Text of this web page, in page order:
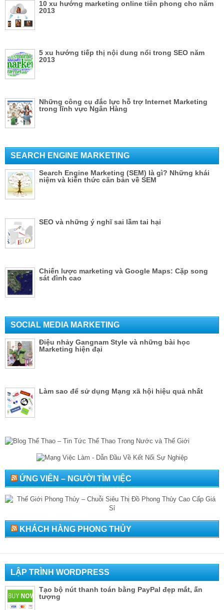
10 xu hướng marketing online tiên phong cho năm
2013
5 xu hướng tiếp thị nội dung nổi trong SEO năm
2013
Những công cụ đắc lực hỗ trợ Internet Marketing
trong lĩnh vực Ngân Hàng
SEARCH ENGINE MARKETING
Search Engine Marketing (SEM) là gì? Những khái
niệm và kiến thức căn bản về SEM
SEO và những ý nghĩ sai lầm tai hại
Chiến lược marketing và Google Maps: Cặp song
sát đình cao
SOCIAL MEDIA MARKETING
Điệu nhảy Gangnam Style và những bài học
Marketing hiện đại
Làm sao để sử dụng Mạng xã hội hiệu quả nhất
ỨNG VIÊN – NGƯỜI TÌM VIỆC
KHÁCH HÀNG PHONG THỦY
LẬP TRÌNH WORDPRESS
Tạo bộ nút thanh toán bằng PayPal đẹp mắt, ấn
tượng